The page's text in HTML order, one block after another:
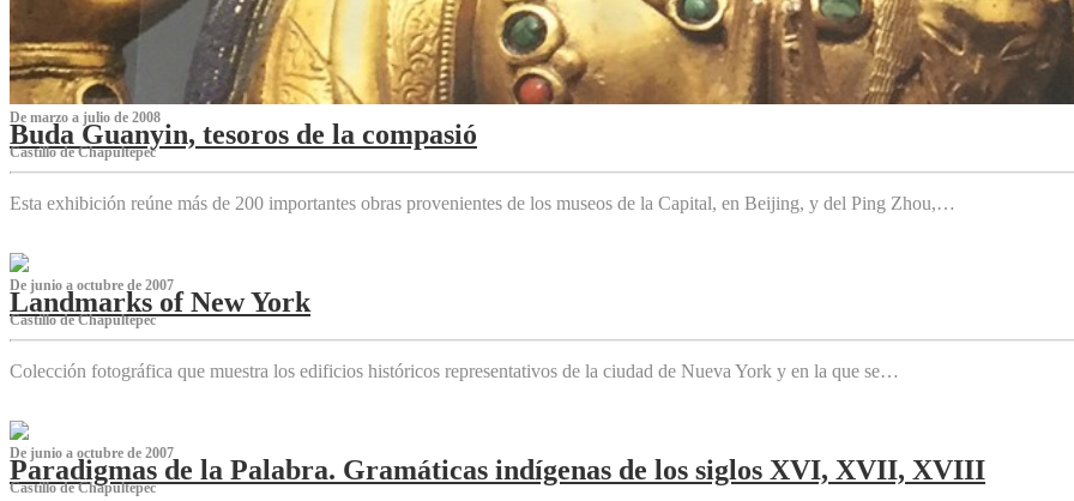
De marzo a julio de 2008
Buda Guanyin, tesoros de la compasió
Castillo de Chapultepec
Esta exhibición reúne más de 200 importantes obras provenientes de los museos de la Capital, en Beijing, y del Ping Zhou,…
De junio a octubre de 2007
Landmarks of New York
Castillo de Chapultepec
Colección fotográfica que muestra los edificios históricos representativos de la ciudad de Nueva York y en la que se…
De junio a octubre de 2007
Paradigmas de la Palabra. Gramáticas indígenas de los siglos XVI, XVII, XVIII
Castillo de Chapultepec